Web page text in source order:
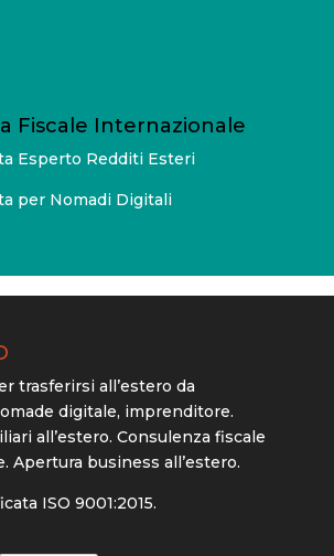
Fiscale Internazionale
Esperto Redditi Esteri
per Nomadi Digitali
trasferirsi all’estero da
digitale, imprenditore.
all’estero. Consulenza fiscale
Apertura business all’estero.
ISO 9001:2015.